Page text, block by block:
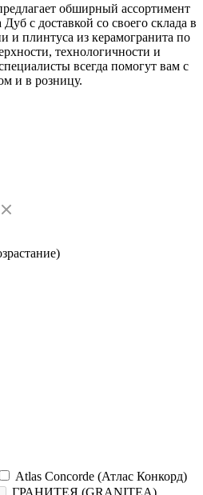
Тёмно-коричневый
Шампань Дуб
обширный ассортимент
с доставкой со своего склада в
и плинтуса из керамогранита по
технологичности и
всегда помогут вам с
и в розницу.
Atlas Concorde (Атлас Конкорд)
ГРАНИТЕЯ (GRANITEA)